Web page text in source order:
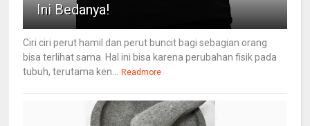
Ini Bedanya!
Ciri ciri perut hamil dan perut buncit bagi sebagian orang
bisa terlihat sama. Hal ini bisa karena perubahan fisik pada
tubuh, terutama ken...
Readmore